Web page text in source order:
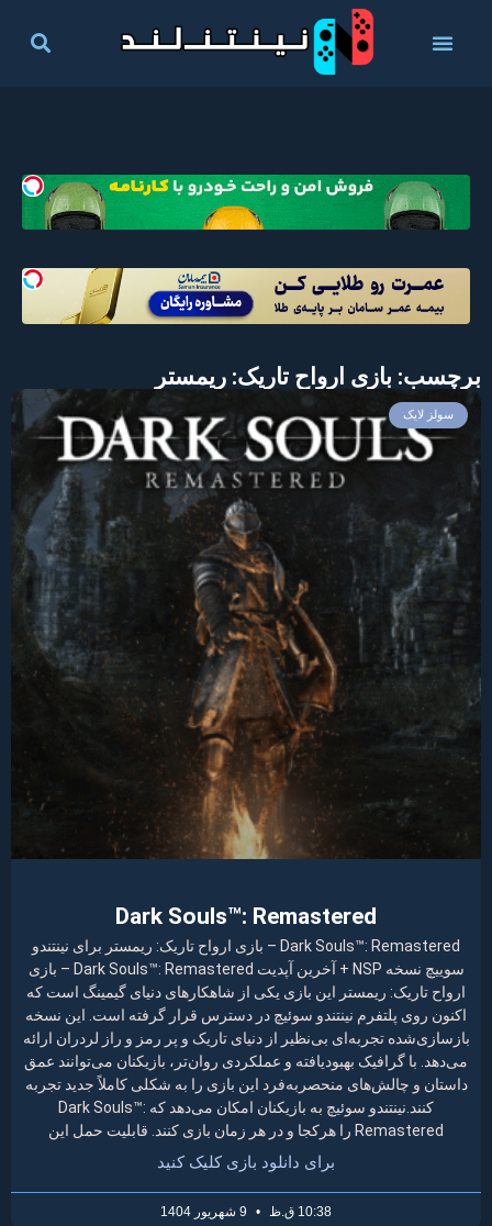
برچسب: بازی ارواح تاریک: ریمستر
سولز لایک
Dark Souls™: Remastered
Dark Souls™: Remastered – بازی ارواح تاریک: ریمستر برای نینتندو
سوییچ نسخه NSP + آخرین آپدیت Dark Souls™: Remastered – بازی
ارواح تاریک: ریمستر این بازی یکی از شاهکارهای دنیای گیمینگ است که
اکنون روی پلتفرم نینتندو سوئیچ در دسترس قرار گرفته است. این نسخه
بازسازی‌شده تجربه‌ای بی‌نظیر از دنیای تاریک و پر رمز و راز لردران ارائه
می‌دهد. با گرافیک بهبود‌یافته و عملکردی روان‌تر، بازیکنان می‌توانند عمق
داستان و چالش‌های منحصربه‌فرد این بازی را به شکلی کاملاً جدید تجربه
کنند.نینتندو سوئیچ به بازیکنان امکان می‌دهد که Dark Souls™:
Remastered را هرکجا و در هر زمان بازی کنند. قابلیت حمل این
برای دانلود بازی کلیک کنید
10:38 ق.ظ